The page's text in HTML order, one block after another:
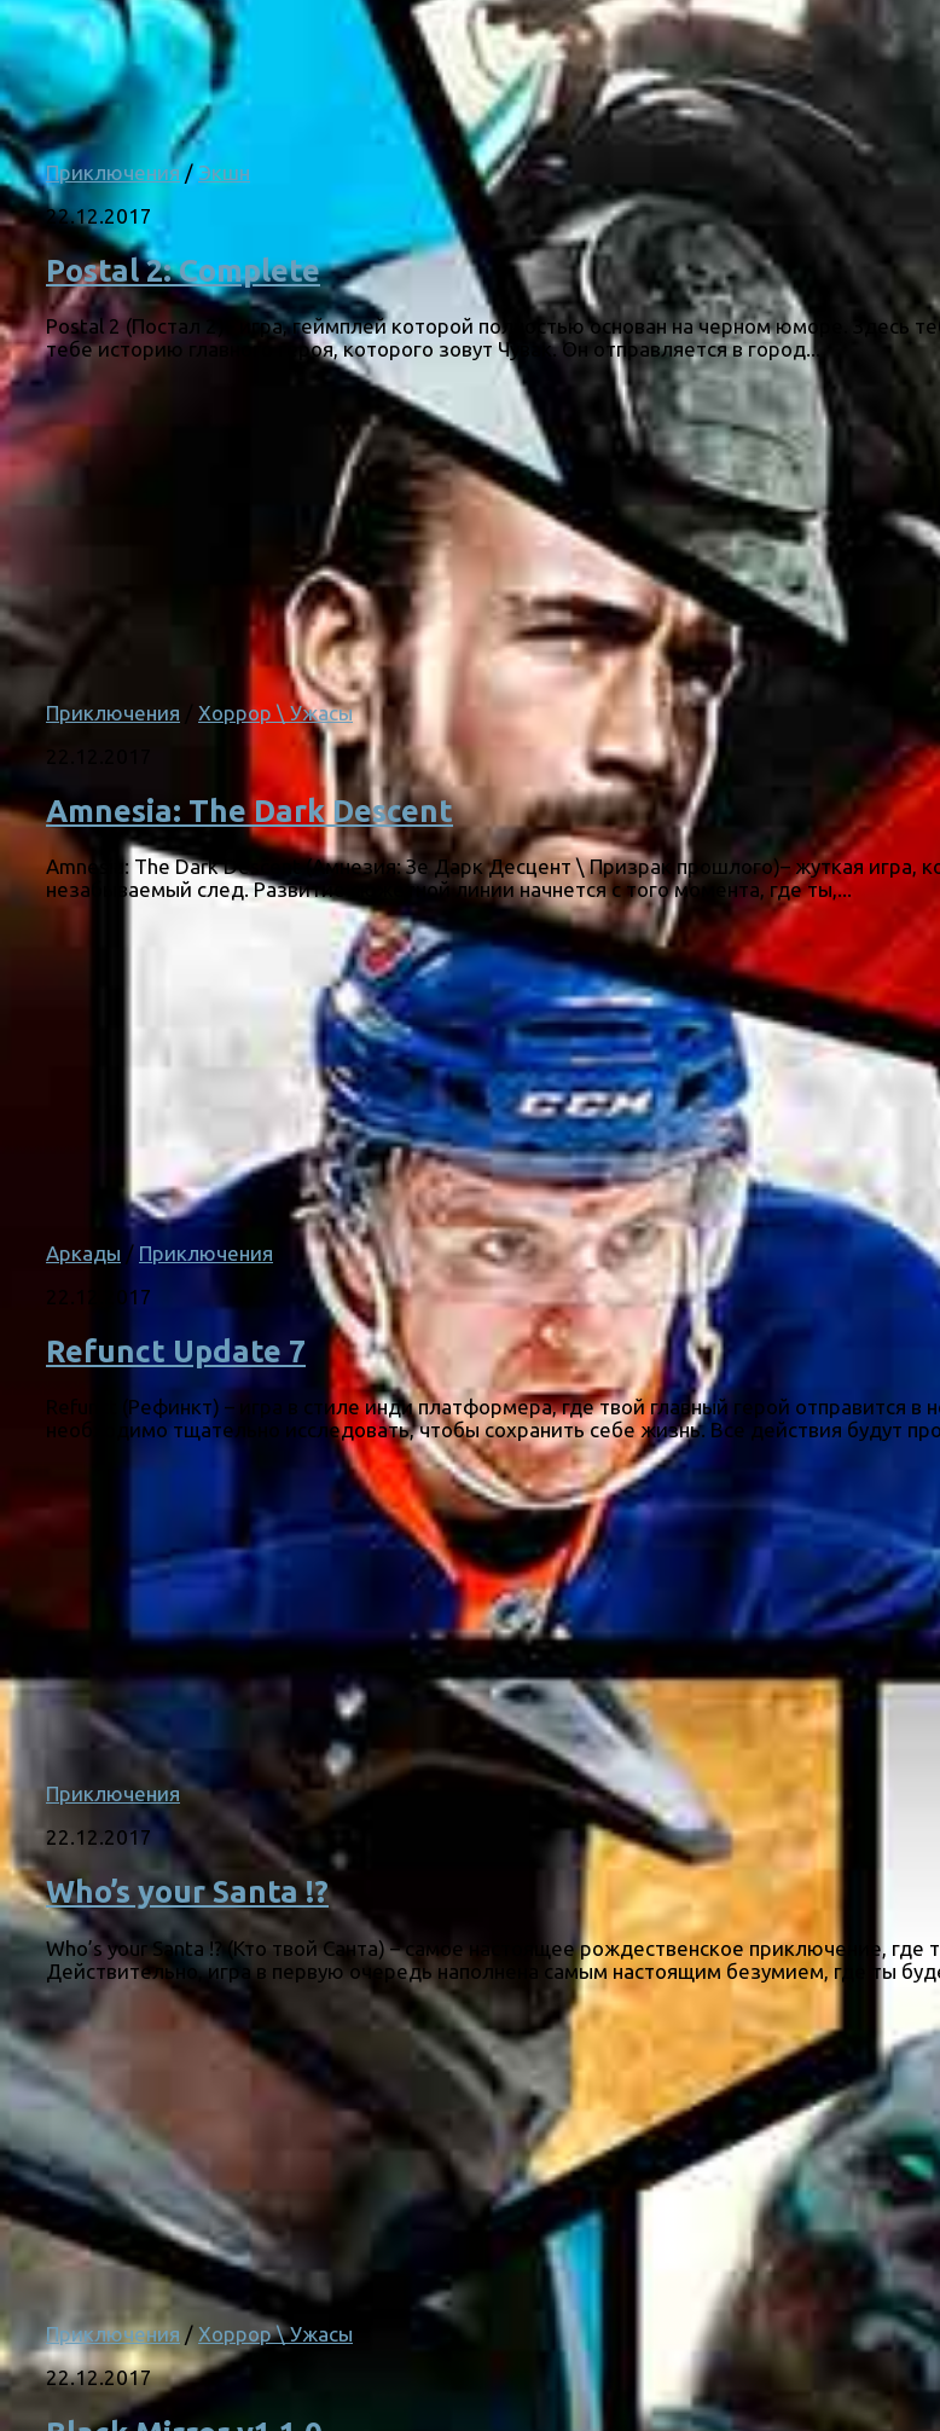
Приключения/ Экшн
22.12.2017
Postal 2: Complete
Postal 2 (Постал 2)– игра, геймплей которой полностью основан на черном юморе. Здесь
тебе историю главного героя, которого зовут Чувак. Он отправляется в город...
Приключения
Хоррор \ Ужасы
Amnesia: The Dark Descent
Amnesia: The Dark Descent (Амнезия: Зе Дарк Десцент \ Призрак прошлого)– жуткая игра,
незабываемый след. Развитие сюжетной линии начнется с того момента, где ты,...
Аркады / Приключения
22.12.2017
Refunct Update 7
Refunct (Рефинкт) – игра в стиле инди платформера, где твой главный герой отправится
необходимо тщательно исследовать, чтобы сохранить себе жизнь. Все действия будут
Приключения
22.12.2017
Who’s your Santa !?
Who’s your Santa !? (Кто твой Санта) – самое настоящее рождественское приключение,
Действительно, игра в первую очередь наполнена самым настоящим безумием, где ты
Приключения / Хоррор \ Ужасы
22.12.2017